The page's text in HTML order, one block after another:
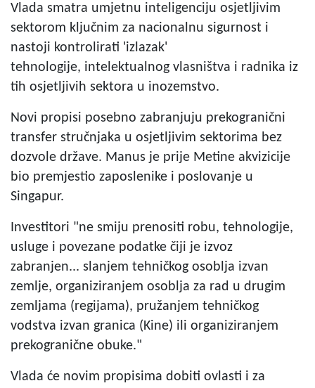
Vlada smatra umjetnu inteligenciju osjetljivim
sektorom ključnim za nacionalnu sigurnost i
nastoji kontrolirati 'izlazak'
tehnologije, intelektualnog vlasništva i radnika iz
tih osjetljivih sektora u inozemstvo.
Novi propisi posebno zabranjuju prekogranični
transfer stručnjaka u osjetljivim sektorima bez
dozvole države. Manus je prije Metine akvizicije
bio premjestio zaposlenike i poslovanje u
Singapur.
Investitori "ne smiju prenositi robu, tehnologije,
usluge i povezane podatke čiji je izvoz
zabranjen... slanjem tehničkog osoblja izvan
zemlje, organiziranjem osoblja za rad u drugim
zemljama (regijama), pružanjem tehničkog
vodstva izvan granica (Kine) ili organiziranjem
prekogranične obuke."
Vlada će novim propisima dobiti ovlasti i za